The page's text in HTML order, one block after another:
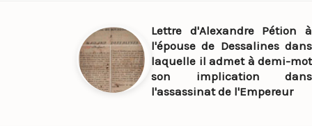
Lettre d'Alexandre Pétion à
l'épouse de Dessalines dans
laquelle il admet à demi-mot
son implication dans
l'assassinat de l'Empereur